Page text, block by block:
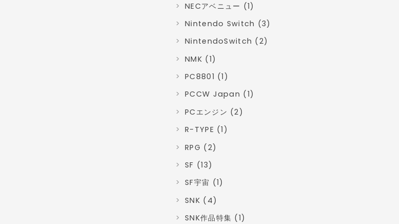
NECアベニュー (1)
Nintendo Switch (3)
NintendoSwitch (2)
NMK (1)
PC8801 (1)
PCCW Japan (1)
PCエンジン (2)
R-TYPE (1)
RPG (2)
SF (13)
SF宇宙 (1)
SNK (4)
SNK作品特集 (1)